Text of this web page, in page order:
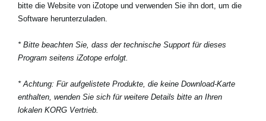
bitte die Website von iZotope und verwenden Sie ihn dort, um die
Software herunterzuladen.
* Bitte beachten Sie, dass der technische Support für dieses
Program seitens iZotope erfolgt.
* Achtung: Für aufgelistete Produkte, die keine Download-Karte
enthalten, wenden Sie sich für weitere Details bitte an Ihren
lokalen KORG Vertrieb.